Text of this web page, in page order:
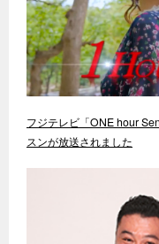
フジテレビ「ONE hour
スンが放送されました